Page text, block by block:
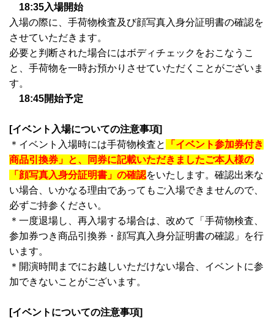
18:35入場開始
入場の際に、手荷物検査及び顔写真入身分証明書の確認を
させていただきます。
必要と判断された場合にはボディチェックをおこなうこ
と、手荷物を一時お預かりさせていただくことがございま
す。
18:45開始予定
[イベント入場についての注意事項]
＊イベント入場時には手荷物検査と
「イベント参加券付き
商品引換券」と、同券に記載いただきましたご本人様の
「顔写真入身分証明書」の確認をいたします。確認出来な
い場合、いかなる理由であってもご入場できませんので、
必ずご持参ください。
＊一度退場し、再入場する場合は、改めて「手荷物検査、
参加券つき商品引換券・顔写真入身分証明書の確認」を行
います。
＊開演時間までにお越しいただけない場合、イベントに参
加できないことがございます。
[イベントについての注意事項]